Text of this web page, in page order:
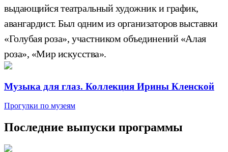
выдающийся театральный художник и график,
авангардист. Был одним из организаторов выставки
«Голубая роза», участником объединений «Алая
роза», «Мир искусства».
Музыка для глаз. Коллекция Ирины Кленской
Прогулки по музеям
Последние выпуски программы